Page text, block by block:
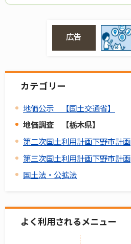
広告
カテゴリー
地価公示 【国土交通省】
地価調査 【栃木県】
第二次国土利用計画下野市計画
第三次国土利用計画下野市計画
国土法・公拡法
よく利用されるメニュー